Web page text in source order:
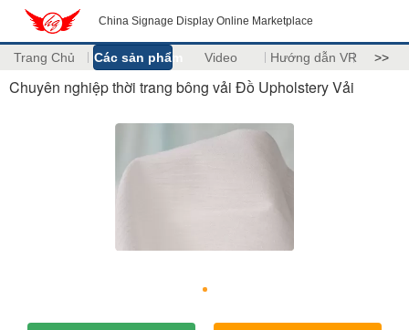
China Signage Display Online Marketplace
Trang Chủ Các sản phẩm Video Hướng dẫn VR >>
Chuyên nghiệp thời trang bông vải Đồ Upholstery Vải